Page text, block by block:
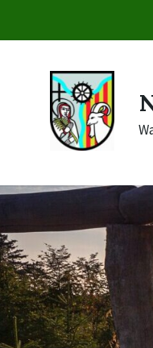
content
main
footer